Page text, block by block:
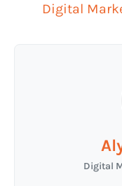
Digital
Digital